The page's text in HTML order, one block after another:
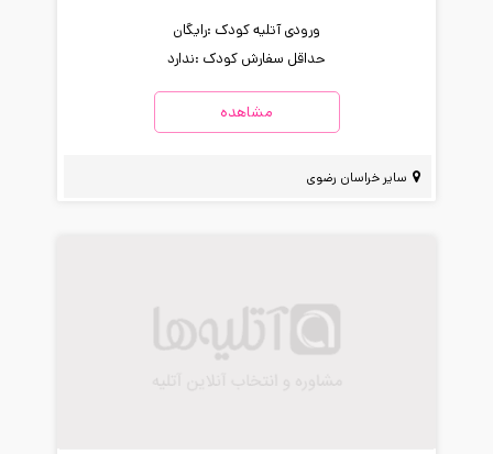
ورودی آتلیه کودک :رایگان
حداقل سفارش کودک :ندارد
مشاهده
سایر خراسان رضوی